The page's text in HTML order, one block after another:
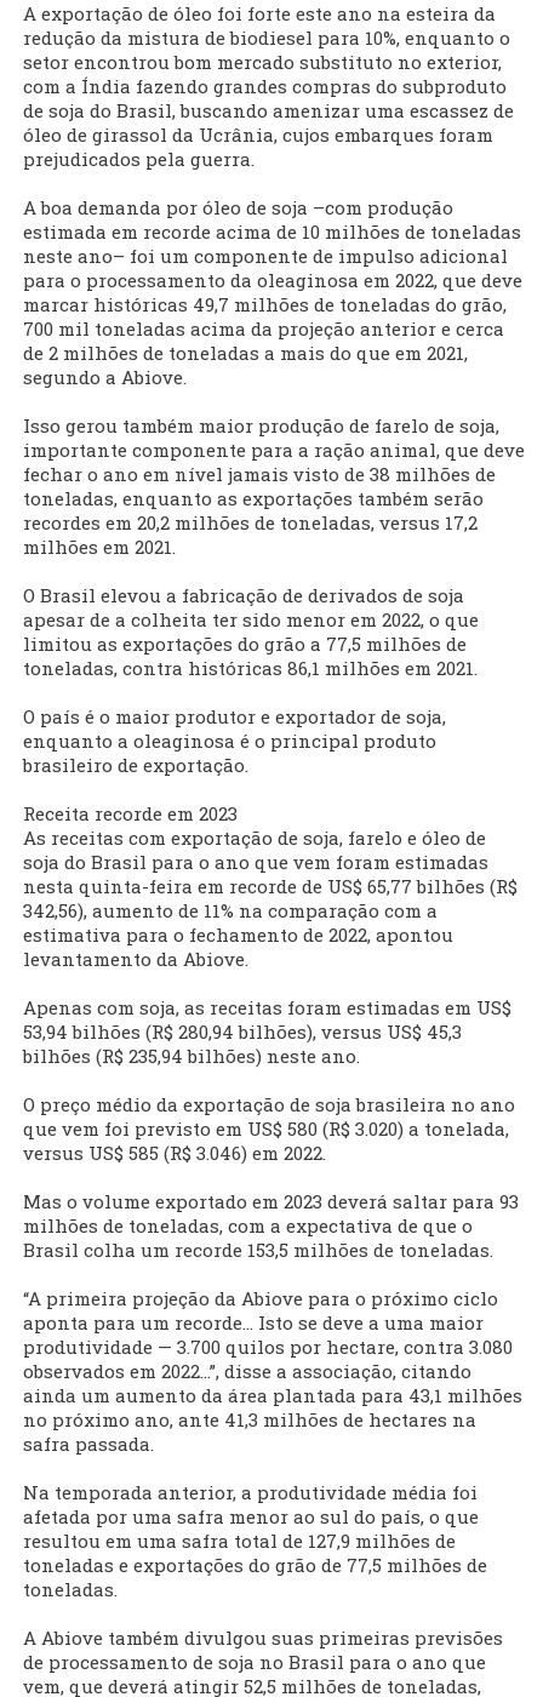
A exportação de óleo foi forte este ano na esteira da
redução da mistura de biodiesel para 10%, enquanto o
setor encontrou bom mercado substituto no exterior,
com a Índia fazendo grandes compras do subproduto
de soja do Brasil, buscando amenizar uma escassez de
óleo de girassol da Ucrânia, cujos embarques foram
prejudicados pela guerra.
A boa demanda por óleo de soja –com produção
estimada em recorde acima de 10 milhões de toneladas
neste ano– foi um componente de impulso adicional
para o processamento da oleaginosa em 2022, que deve
marcar históricas 49,7 milhões de toneladas do grão,
700 mil toneladas acima da projeção anterior e cerca
de 2 milhões de toneladas a mais do que em 2021,
segundo a Abiove.
Isso gerou também maior produção de farelo de soja,
importante componente para a ração animal, que deve
fechar o ano em nível jamais visto de 38 milhões de
toneladas, enquanto as exportações também serão
recordes em 20,2 milhões de toneladas, versus 17,2
milhões em 2021.
O Brasil elevou a fabricação de derivados de soja
apesar de a colheita ter sido menor em 2022, o que
limitou as exportações do grão a 77,5 milhões de
toneladas, contra históricas 86,1 milhões em 2021.
O país é o maior produtor e exportador de soja,
enquanto a oleaginosa é o principal produto
brasileiro de exportação.
Receita recorde em 2023
As receitas com exportação de soja, farelo e óleo de
soja do Brasil para o ano que vem foram estimadas
nesta quinta-feira em recorde de US$ 65,77 bilhões (R$
342,56), aumento de 11% na comparação com a
estimativa para o fechamento de 2022, apontou
levantamento da Abiove.
Apenas com soja, as receitas foram estimadas em US$
53,94 bilhões (R$ 280,94 bilhões), versus US$ 45,3
bilhões (R$ 235,94 bilhões) neste ano.
O preço médio da exportação de soja brasileira no ano
que vem foi previsto em US$ 580 (R$ 3.020) a tonelada,
versus US$ 585 (R$ 3.046) em 2022.
Mas o volume exportado em 2023 deverá saltar para 93
milhões de toneladas, com a expectativa de que o
Brasil colha um recorde 153,5 milhões de toneladas.
“A primeira projeção da Abiove para o próximo ciclo
aponta para um recorde… Isto se deve a uma maior
produtividade — 3.700 quilos por hectare, contra 3.080
observados em 2022…”, disse a associação, citando
ainda um aumento da área plantada para 43,1 milhões
no próximo ano, ante 41,3 milhões de hectares na
safra passada.
Na temporada anterior, a produtividade média foi
afetada por uma safra menor ao sul do país, o que
resultou em uma safra total de 127,9 milhões de
toneladas e exportações do grão de 77,5 milhões de
toneladas.
A Abiove também divulgou suas primeiras previsões
de processamento de soja no Brasil para o ano que
vem, que deverá atingir 52,5 milhões de toneladas,